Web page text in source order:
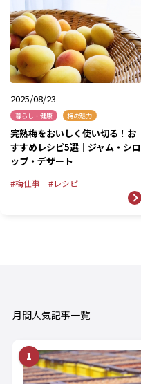
2025/08/23
暮らし・健康 梅の魅力
完熟梅をおいしく使い切る！お
すすめレシピ5選｜ジャム・シロ
ップ・デザート
梅仕事 レシピ
月間人気記事一覧